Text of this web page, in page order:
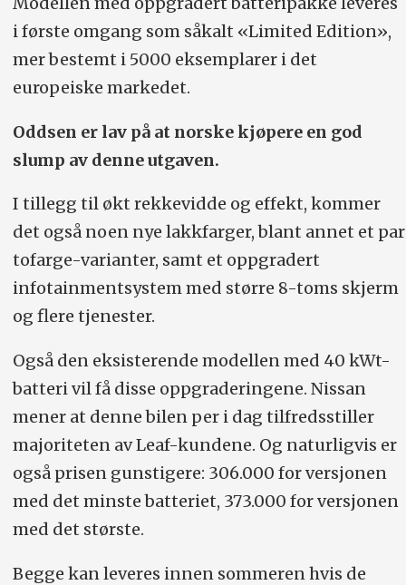
i første omgang som såkalt «Limited Edition»,
mer bestemt i 5000 eksemplarer i det
europeiske markedet.
Oddsen er lav på at norske kjøpere en god
slump av denne utgaven.
I tillegg til økt rekkevidde og effekt, kommer
det også noen nye lakkfarger, blant annet et par
tofarge-varianter, samt et oppgradert
infotainmentsystem med større 8-toms skjerm
og flere tjenester.
Også den eksisterende modellen med 40 kWt-
batteri vil få disse oppgraderingene. Nissan
mener at denne bilen per i dag tilfredsstiller
majoriteten av Leaf-kundene. Og naturligvis er
også prisen gunstigere: 306.000 for versjonen
med det minste batteriet, 373.000 for versjonen
med det største.
Begge kan leveres innen sommeren hvis de